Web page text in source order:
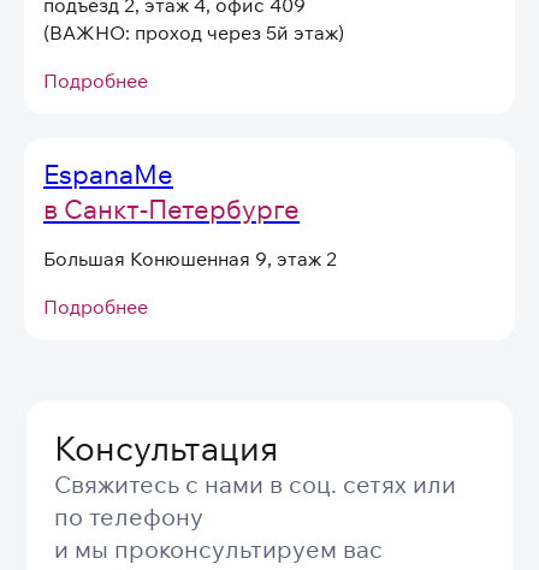
подъезд 2, этаж 4, офис 409
(ВАЖНО: проход через 5й этаж)
Подробнее
EspanaMe
в Санкт-Петербурге
Большая Конюшенная 9, этаж 2
Подробнее
(вы можете в любой момент отписаться
от рассылок)
данныхв соответствии
Отправить